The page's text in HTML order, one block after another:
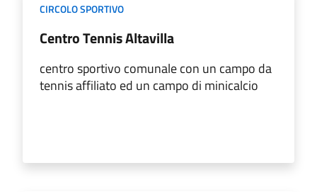
CIRCOLO SPORTIVO
Centro Tennis Altavilla
centro sportivo comunale con un campo da
tennis affiliato ed un campo di minicalcio